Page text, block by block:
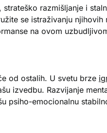
razmišljanje i
se istraživanju
na ovom
od ostalih. U svetu brze
izvedbu. Razvijanje
psiho-emocionalnu